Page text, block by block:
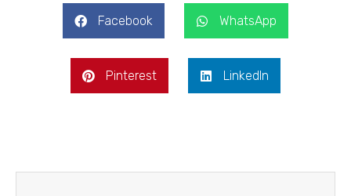
Facebook WhatsApp
Pinterest LinkedIn